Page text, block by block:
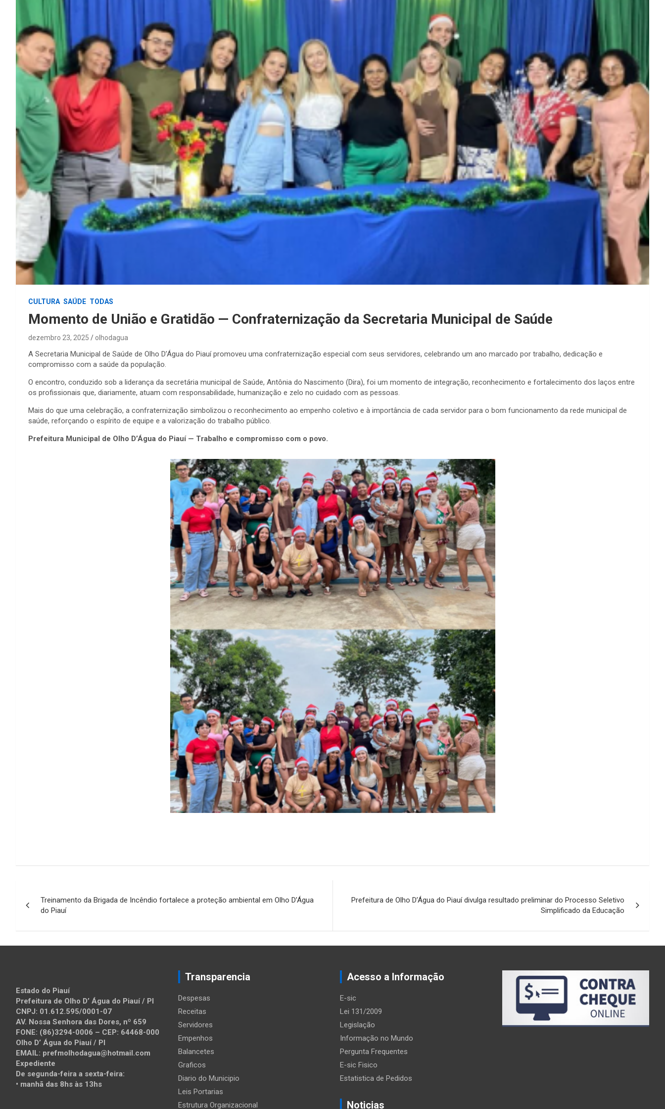
CULTURA SAÚDE TODAS
Momento de União e Gratidão — Confraternização da Secretaria Municipal de Saúde
dezembro 23, 2025 olhodagua
A Secretaria Municipal de Saúde de Olho D’Água do Piauí promoveu uma confraternização especial com seus servidores, celebrando um ano marcado por trabalho, dedicação e
compromisso com a saúde da população.
O encontro, conduzido sob a liderança da secretária municipal de Saúde, Antônia do Nascimento (Dira), foi um momento de integração, reconhecimento e fortalecimento dos laços entre
os profissionais que, diariamente, atuam com responsabilidade, humanização e zelo no cuidado com as pessoas.
Mais do que uma celebração, a confraternização simbolizou o reconhecimento ao empenho coletivo e à importância de cada servidor para o bom funcionamento da rede municipal de
saúde, reforçando o espírito de equipe e a valorização do trabalho público.
Prefeitura Municipal de Olho D’Água do Piauí — Trabalho e compromisso com o povo.
de
Post
Treinamento da Brigada de Incêndio fortalece a proteção ambiental em Olho D’Água
do Piauí
Prefeitura de Olho D’Água do Piauí divulga resultado preliminar do Processo Seletivo
Simplificado da Educação
Estado do Piauí
Prefeitura de Olho D’ Água do Piauí / PI
CNPJ: 01.612.595/0001-07
AV. Nossa Senhora das Dores, nº 659
FONE: (86)3294-0006 – CEP: 64468-000
Olho D’ Água do Piauí / PI
EMAIL: prefmolhodagua@hotmail.com
Expediente
De segunda-feira a sexta-feira:
• manhã das 8hs às 13hs
Transparencia
Despesas
Receitas
Servidores
Empenhos
Balancetes
Graficos
Diario do Municipio
Leis Portarias
Estrutura Organizacional
Acesso a Informação
E-sic
Lei 131/2009
Legislação
Informação no Mundo
Pergunta Frequentes
E-sic Fisico
Estatistica de Pedidos
Noticias